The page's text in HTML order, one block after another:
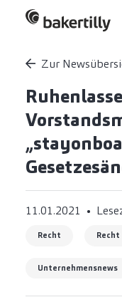
Zur
11.01.2021
Recht Recht
Unternehmensnews